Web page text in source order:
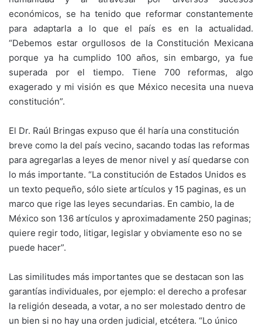
económicos, se ha tenido que reformar constantemente
para adaptarla a lo que el país es en la actualidad.
“Debemos estar orgullosos de la Constitución Mexicana
porque ya ha cumplido 100 años, sin embargo, ya fue
superada por el tiempo. Tiene 700 reformas, algo
exagerado y mi visión es que México necesita una nueva
constitución”.
El Dr. Raúl Bringas expuso que él haría una constitución
breve como la del país vecino, sacando todas las reformas
para agregarlas a leyes de menor nivel y así quedarse con
lo más importante. “La constitución de Estados Unidos es
un texto pequeño, sólo siete artículos y 15 paginas, es un
marco que rige las leyes secundarias. En cambio, la de
México son 136 artículos y aproximadamente 250 paginas;
quiere regir todo, litigar, legislar y obviamente eso no se
puede hacer”.
Las similitudes más importantes que se destacan son las
garantías individuales, por ejemplo: el derecho a profesar
la religión deseada, a votar, a no ser molestado dentro de
un bien si no hay una orden judicial, etcétera. “Lo único